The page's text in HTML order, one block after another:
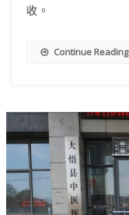
收。
Continue Reading